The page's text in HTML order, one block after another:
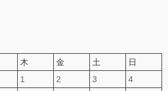
木 金 土
日
1
2 3
4